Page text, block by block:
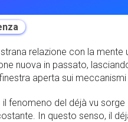
relazione con la mente
nuova in passato,
aperta sui
fenomeno del déjà vu
In questo senso, il